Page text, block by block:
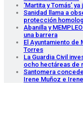
‘Martita y Tomás’
Sanidad llama a
protección
Abanilla y
una barrera
El Ayuntamiento
Torres
La Guardia Civil
ocho hectáreas de
Santomera
Irene Muñoz e